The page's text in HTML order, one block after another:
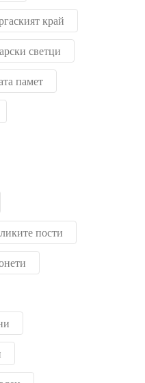
край
светци
памет
пости